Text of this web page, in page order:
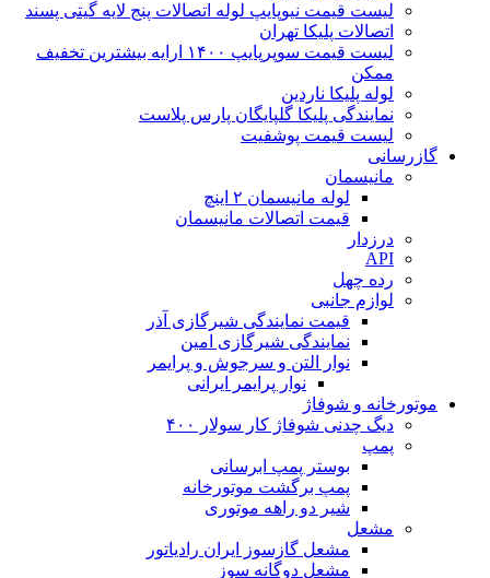
لیست قیمت نیوپایپ لوله اتصالات پنج لایه گیتی پسند
اتصالات پلیکا تهران
لیست قیمت سوپرپایپ ۱۴۰۰ ارایه بیشترین تخفیف
ممکن
لوله پلیکا ناردین
نمایندگی پلیکا گلپایگان پارس پلاست
لیست قیمت پوشفیت
گازرسانی
مانیسمان
لوله مانیسمان ۲ اینچ
قیمت اتصالات مانیسمان
درزدار
API
رده چهل
لوازم جانبی
قیمت نمایندگی شیرگازی آذر
نمایندگی شیرگازی امین
نوار التن و سرجوش و پرایمر
نوار پرایمر ایرانی
موتورخانه و شوفاژ
دیگ چدنی شوفاژ کار سولار ۴۰۰
پمپ
بوستر پمپ ابرسانی
پمپ برگشت موتورخانه
شیر دو راهه موتوری
مشعل
مشعل گازسوز ایران رادیاتور
مشعل دوگانه سوز